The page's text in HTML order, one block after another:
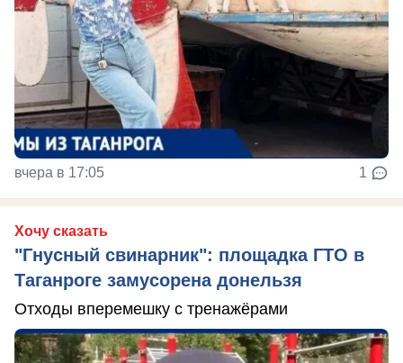
вчера в 17:05 1
Хочу сказать
"Гнусный свинарник": площадка ГТО в
Таганроге замусорена донельзя
Отходы вперемешку с тренажёрами